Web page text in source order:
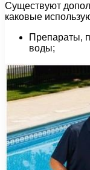
Существуют
каковые
Препараты,
воды;